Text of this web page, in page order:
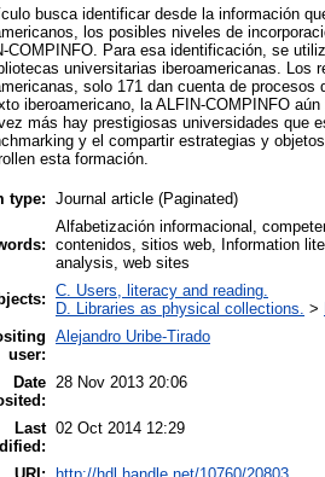
busca identificar desde la información
los posibles niveles de
COMPINFO. Para esa identificación, se
universitarias iberoamericanas. Los
solo 171 dan cuenta de
iberoamericano, la ALFIN-COMPINFO
más hay prestigiosas universidades que
y el compartir estrategias y
esta formación.
type: Journal article (Paginated)
Alfabetización informacional,
contenidos, sitios web, Information
analysis, web sites
C. Users, literacy and reading.
D. Libraries as physical collections. >
user:
Alejandro Uribe-Tirado
Date 28 Nov 2013 20:06
Last 02 Oct 2014 12:29